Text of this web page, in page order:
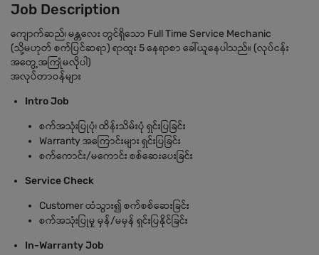
Job Description
ကျောက်ဆည်၊ မန္တလေး တွင်ရှိသော Full Time Service Mechanic
(သို့မဟုတ် စက်ပြင်ဆရာ) ရာထူး 5 နေရာစာ ခေါ်ယူနေပါသည်။ (လုပ်ငန်း
အတွေ့အကြုံမလိုပါ)
အလုပ်တာဝန်များ
Intro Job
စက်အသုံးပြုပုံ၊ ထိန်းသိမ်းပုံ ရှင်းပြခြင်း
Warranty အကြောင်းများ ရှင်းပြခြင်း
စက်ကောင်း/မကောင်း စစ်ဆေးပေးခြင်း
Service Check
Customer ထံသွား၍ စက်စစ်ဆေးခြင်း
စက်အသုံးပြုမှု မှန်/မမှန် ရှင်းပြနိုင်ခြင်း
In-Warranty Job